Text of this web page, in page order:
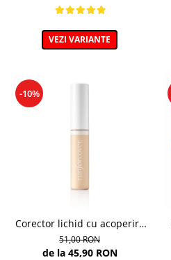
VEZI VARIANTE
-10%
Corector lichid cu acoperire
puternica, 40 Golden Beige -
9ml
51,00 RON
de la 45,90 RON